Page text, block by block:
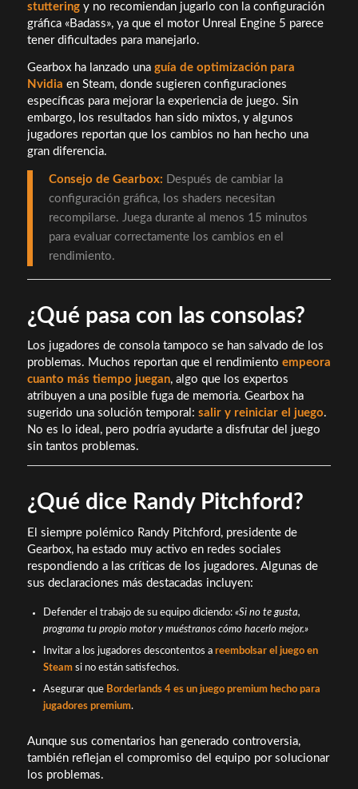
stutteringy no recomiendan jugarlo con la configuración
gráfica «Badass», ya que el motor Unreal Engine 5 parece
tener dificultades para manejarlo.
Gearbox ha lanzado una guía de optimización para
Nvidia en Steam, donde sugieren configuraciones
específicas para mejorar la experiencia de juego. Sin
embargo, los resultados han sido mixtos, y algunos
jugadores reportan que los cambios no han hecho una
gran diferencia.
Consejo de Gearbox: Después de cambiar la
configuración gráfica, los shaders necesitan
recompilarse. Juega durante al menos 15 minutos
para evaluar correctamente los cambios en el
rendimiento.
¿Qué pasa con las consolas?
Los jugadores de consola tampoco se han salvado de los
problemas. Muchos reportan que el rendimiento empeora
cuanto más tiempo juegan, algo que los expertos
atribuyen a una posible fuga de memoria. Gearbox ha
sugerido una solución temporal: salir y reiniciar el juego.
No es lo ideal, pero podría ayudarte a disfrutar del juego
sin tantos problemas.
¿Qué dice Randy Pitchford?
El siempre polémico Randy Pitchford, presidente de
Gearbox, ha estado muy activo en redes sociales
respondiendo a las críticas de los jugadores. Algunas de
sus declaraciones más destacadas incluyen:
Defender el trabajo de su equipo diciendo: «Si no te gusta,
programa tu propio motor y muéstranos cómo hacerlo mejor.»
Invitar a los jugadores descontentos a reembolsar el juego en
Steamsi no están satisfechos.
Asegurar que Borderlands 4 es un juego premium hecho para
jugadores premium.
Aunque sus comentarios han generado controversia,
también reflejan el compromiso del equipo por solucionar
los problemas.